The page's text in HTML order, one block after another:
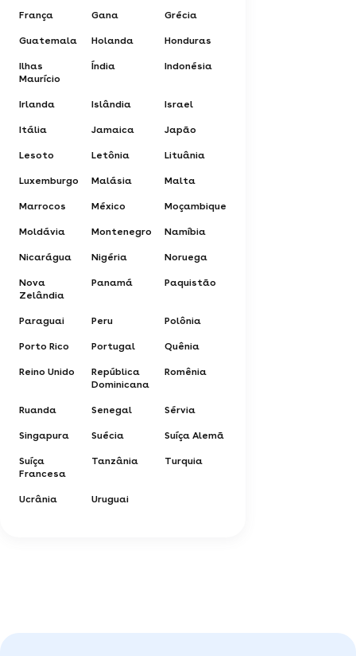
França Gana Grécia
Guatemala Holanda Honduras
Ilhas
Maurício
Índia Indonésia
Irlanda Islândia Israel
Itália Jamaica Japão
Lesoto Letônia Lituânia
Luxemburgo Malásia Malta
Marrocos México Moçambique
Moldávia Montenegro Namíbia
Nicarágua Nigéria Noruega
Nova
Zelândia
Panamá Paquistão
Paraguai Peru Polônia
Porto Rico Portugal Quênia
Reino Unido
República
Dominicana
Romênia
Ruanda Senegal Sérvia
Singapura Suécia Suíça Alemã
Suíça
Francesa
Tanzânia Turquia
Ucrânia Uruguai